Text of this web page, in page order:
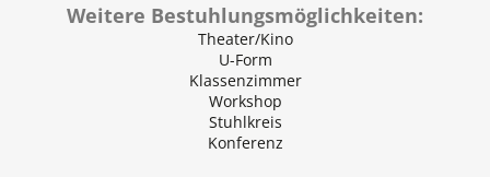
Weitere Bestuhlungsmöglichkeiten:
Theater/Kino
U-Form
Klassenzimmer
Workshop
Stuhlkreis
Konferenz